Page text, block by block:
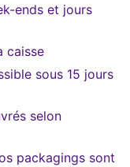
ends et jours
caisse
sous 15 jours
selon
packagings sont